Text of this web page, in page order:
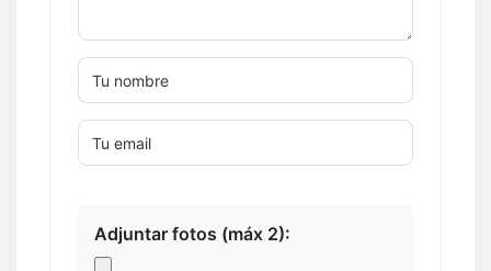
Adjuntar fotos (máx 2):